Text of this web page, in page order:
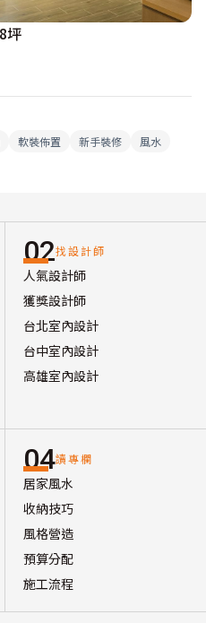
坪
軟裝佈置 新手裝修
風水
02找設計師
人氣設計師
獲獎設計師
台北室內設計
台中室內設計
高雄室內設計
04讀專欄
居家風水
收納技巧
風格營造
預算分配
施工流程